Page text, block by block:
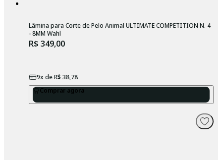
Lâmina para Corte de Pelo Animal ULTIMATE COMPETITION N. 4
- 8MM Wahl
R$ 349,00
9x deR$ 38,78
Comprar agora